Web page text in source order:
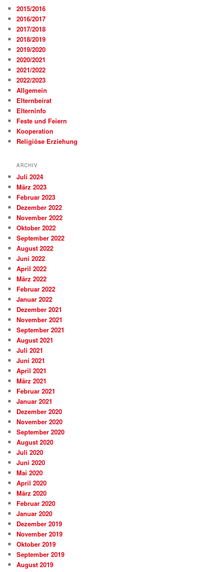
2015/2016
2016/2017
2017/2018
2018/2019
2019/2020
2020/2021
2021/2022
2022/2023
Allgemein
Elternbeirat
Elterninfo
Feste und Feiern
Kooperation
Religiöse Erziehung
ARCHIV
Juli 2024
März 2023
Februar 2023
Dezember 2022
November 2022
Oktober 2022
September 2022
August 2022
Juni 2022
April 2022
März 2022
Februar 2022
Januar 2022
Dezember 2021
November 2021
September 2021
August 2021
Juli 2021
Juni 2021
April 2021
März 2021
Februar 2021
Januar 2021
Dezember 2020
November 2020
September 2020
August 2020
Juli 2020
Juni 2020
Mai 2020
April 2020
März 2020
Februar 2020
Januar 2020
Dezember 2019
November 2019
Oktober 2019
September 2019
August 2019